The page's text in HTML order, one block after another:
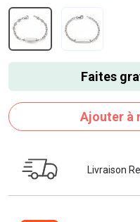
Faites
Ajouter à
Livraison